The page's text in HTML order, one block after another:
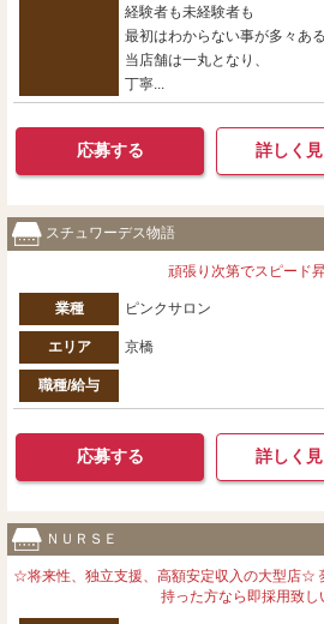
経験者も未経験者も
最初はわからない事が多々あ
当店舗は一丸となり、
丁寧...
応募する 詳しく
スチュワーデス物語
頑張り次第でスピード
業種 ピンクサロン
エリア 京橋
職種/給与
応募する 詳しく
ＮＵＲＳＥ
☆将来性、独立支援、高額安定収入の大型店☆
持った方なら即採用致し